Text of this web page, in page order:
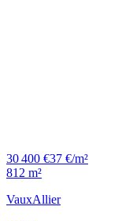
30 400 €37 €/m²
812 m²
VauxAllier